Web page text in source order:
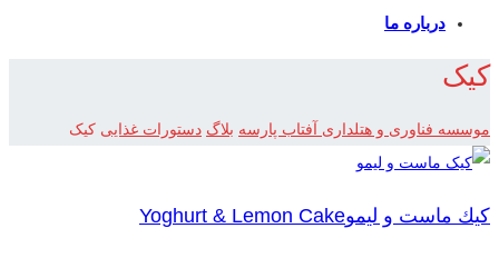
درباره ما
کیک
موسسه فناوری و هتلداری آفتاب پارسه بلاگ دستورات غذایی کیک
كيك ماست و ليموYoghurt & Lemon Cake